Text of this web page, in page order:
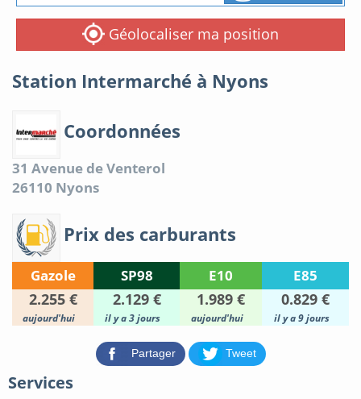
Géolocaliser ma position
Station Intermarché à Nyons
Coordonnées
31 Avenue de Venterol
26110 Nyons
Prix des carburants
Gazole SP98 E10 E85
2.255 € 2.129 € 1.989 € 0.829 €
aujourd'hui il y a 3 jours aujourd'hui il y a 9 jours
Partager Tweet
Services